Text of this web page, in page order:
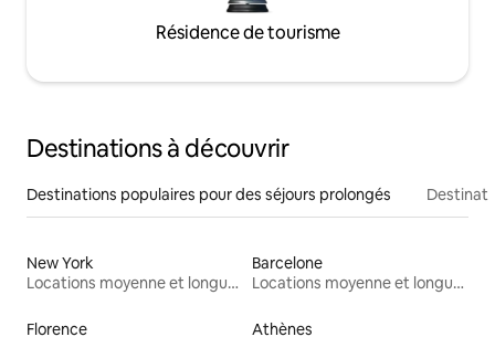
Résidence de tourisme
Destinations à découvrir
Destinations populaires pour des séjours prolongés
New York
Locations moyenne et longue durée
Barcelone
Locations moyenne et longue durée
Florence Athènes